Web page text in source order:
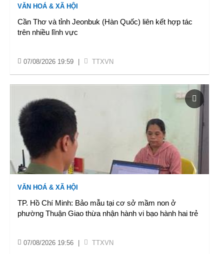
VĂN HOÁ & XÃ HỘI
Cần Thơ và tỉnh Jeonbuk (Hàn Quốc) liên kết hợp tác
trên nhiều lĩnh vực
07/08/2026 19:59 TTXVN
VĂN HOÁ & XÃ HỘI
TP. Hồ Chí Minh: Bảo mẫu tại cơ sở mầm non ở
phường Thuận Giao thừa nhận hành vi bạo hành hai trẻ
07/08/2026 19:56 TTXVN